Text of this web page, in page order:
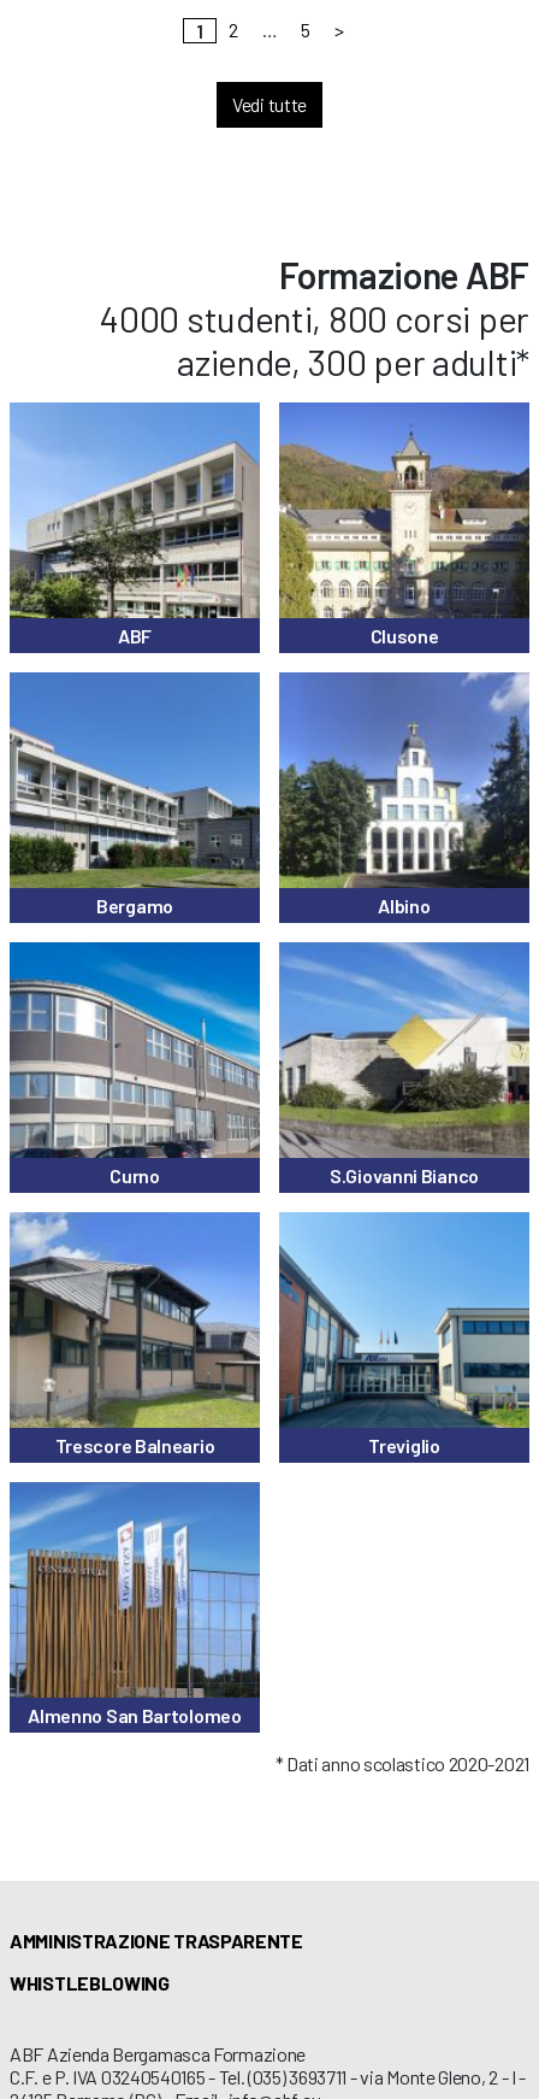
1 2 … 5 >
Vedi tutte
Formazione ABF
4000 studenti, 800 corsi per
aziende, 300 per adulti*
ABF Clusone
Bergamo Albino
Curno S.Giovanni Bianco
Trescore Balneario Treviglio
Almenno San Bartolomeo
* Dati anno scolastico 2020-2021
AMMINISTRAZIONE TRASPARENTE
WHISTLEBLOWING
ABF Azienda Bergamasca Formazione
C.F. e P. IVA 03240540165 - Tel. (035) 3693711 - via Monte Gleno, 2 - I -